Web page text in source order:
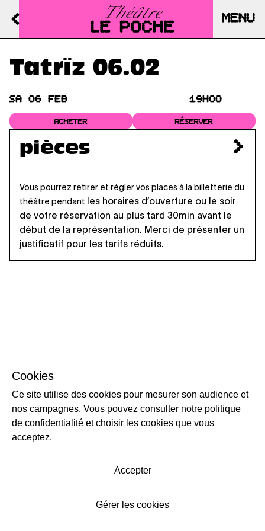
Cookies
Ce site utilise des cookies pour mesurer son audience et
nos campagnes. Vous pouvez consulter notre politique
de confidentialité et choisir les cookies que vous
acceptez.
Accepter
Gérer les cookies
MENU
Tatrïz 06.02
pièces
Vous pourrez retirer et régler vos places à la billetterie du
théâtre pendant les horaires d’ouverture ou le soir
de votre réservation au plus tard 30min avant le
début de la représentation. Merci de présenter un
justificatif pour les tarifs réduits.
SA 06 FEB 19H00
ACHETER RÉSERVER